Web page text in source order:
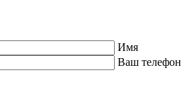
Имя
Ваш телефон